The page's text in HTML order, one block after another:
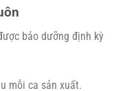
bảo dưỡng định kỳ
mỗi ca sản xuất.